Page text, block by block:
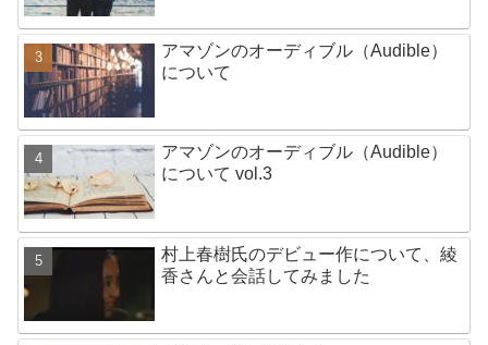
アマゾンのオーディブル（Audible）
について
アマゾンのオーディブル（Audible）
について vol.3
村上春樹氏のデビュー作について、綾
香さんと会話してみました